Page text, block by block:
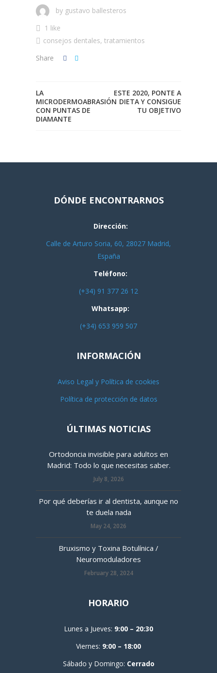
by gustavo ballesteros
1 like
consejos dentales, tratamientos
Share
LA
MICRODERMOABRASIÓN
CON PUNTAS DE
DIAMANTE
ESTE 2020, PONTE A
DIETA Y CONSIGUE
TU OBJETIVO
DÓNDE ENCONTRARNOS
Dirección:
Calle de Arturo Soria, 60, 28027 Madrid,
España
Teléfono:
(+34) 91 377 26 12
Whatsapp:
(+34) 653 959 507
INFORMACIÓN
Aviso Legal y Política de cookies
Política de protección de datos
ÚLTIMAS NOTICIAS
Ortodoncia invisible para adultos en
Madrid: Todo lo que necesitas saber.
July 8, 2026
Por qué deberías ir al dentista, aunque no
te duela nada
May 24, 2026
Bruxismo y Toxina Botulínica /
Neuromoduladores
February 28, 2024
HORARIO
Lunes a Jueves: 9:00 – 20:30
Viernes: 9:00 – 18:00
Sábado y Domingo: Cerrado